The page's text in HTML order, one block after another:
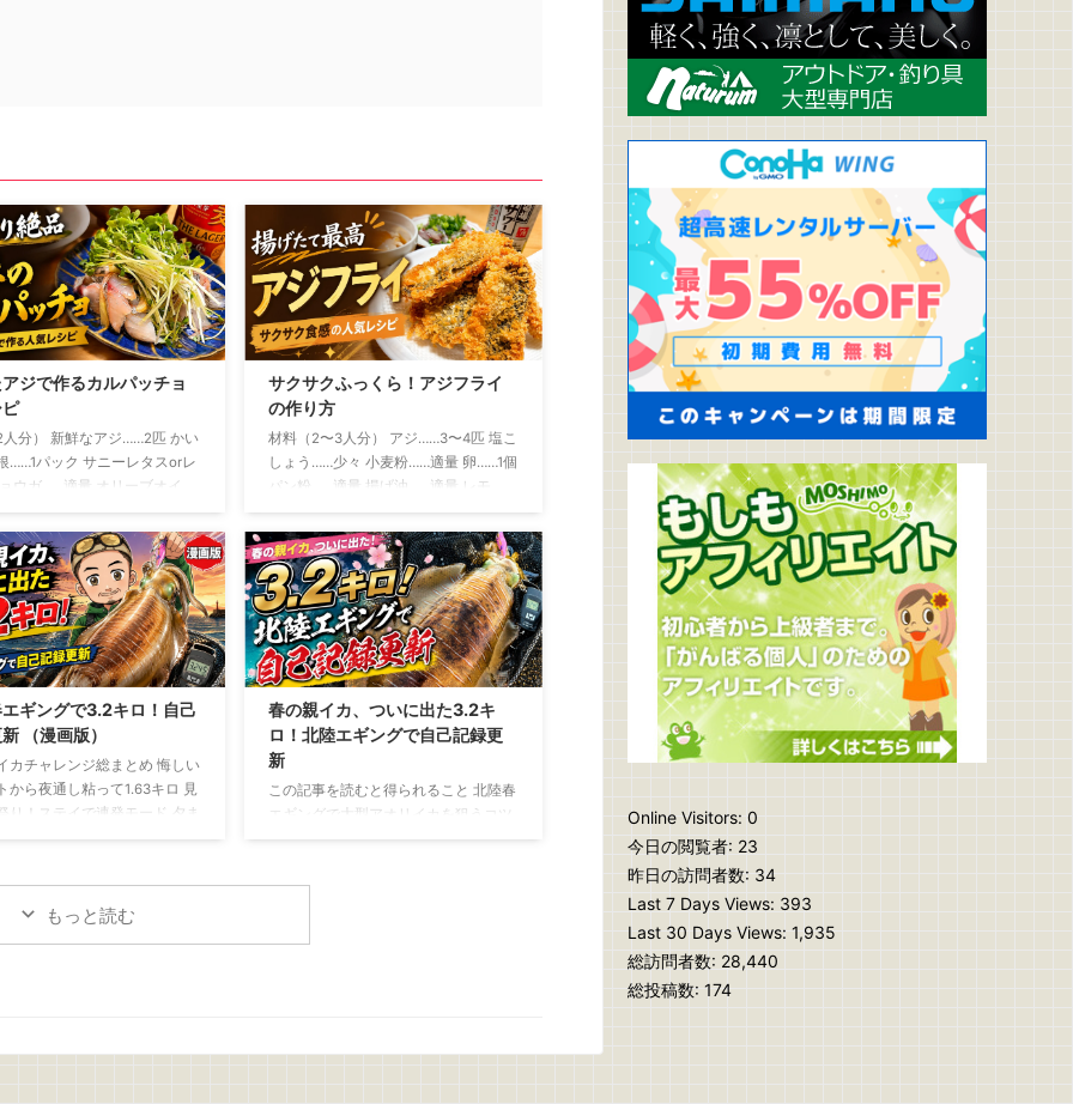
ジで作るカルパッチョ
人分） 新鮮なアジ……2匹 かい
……1パック サニーレタスorレ
ウガ……適量 オリーブオイ
小さじ1 塩……少々 粗びき黒
……少々 おろしにんにく……少
アジを使う場合は、鮮度を保
持ち帰り生食できる状態のも
ます アジの下ごしらえと盛り
は三枚におろし、腹骨と血合
り除きます 皮を引いたら、食
薄さのそぎ切りにします サニ
を切るもしくは手でちぎり、
したあと、しっかり水 ...
サクサクふっくら！アジフライ
の作り方
材料（2〜3人分） アジ……3〜4匹 塩こ
しょう……少々 小麦粉……適量 卵……1個
パン粉……適量 揚げ油……適量 レモ
ソース……お好みで アジは三枚おろし
にして、腹骨と小骨を取り除きます 開
いた状態で揚げたい場合は、背開きや
腹開きでも大丈夫 アジフライの作り方
捌いたアジの両面に軽く塩を振り5分
ほど置きます 表面に出てきた水分をキ
ッチンペーパーで丁寧に拭き取ったら
塩コショウを振ります 次に、 小麦粉
→ 溶き卵 → パン粉 の順番で衣を付け
ます パン粉は強く押し付け ...
ギングで3.2キロ！自己
（漫画版）
カチャレンジ総まとめ 悔しい
から夜通し粘って1.63キロ 見
り！ステイで連発モード 夕ま
春の親イカ、ついに出た3.2キ
ロ！北陸エギングで自己記録更
新
この記事を読むと得られること 北陸春
エギングで大型アオリイカを狙うコツ
判断力が身につく 春の親イカチャレン
うやく春の親イカらしいアオリイカに
もっと読む
Online Visitors: 0
今日の閲覧者: 23
昨日の訪問者数: 34
Last 7 Days Views: 393
Last 30 Days Views: 1,935
総訪問者数: 28,440
総投稿数: 174